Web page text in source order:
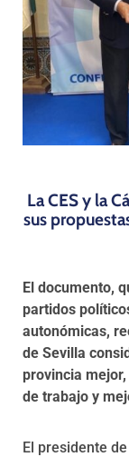
La CES y la
sus
El documento,
partidos
autonómicas,
de Sevilla
provincia
de trabajo y
El presidente